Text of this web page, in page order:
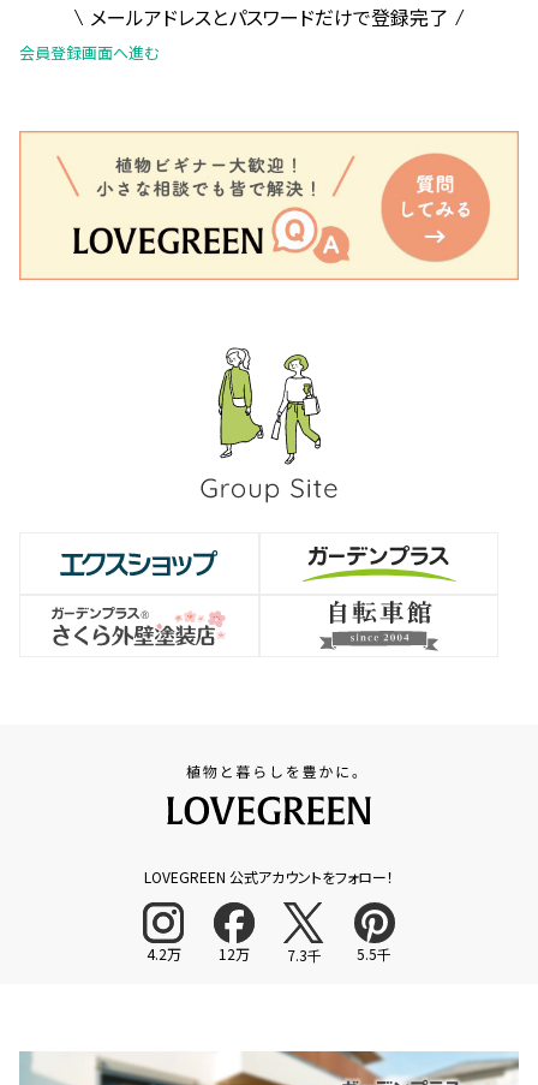
メールアドレスとパスワードだけで登録完了
会員登録画面へ進む
LOVEGREEN 公式アカウントをフォロー！
4.2万 12万 7.3千 5.5千